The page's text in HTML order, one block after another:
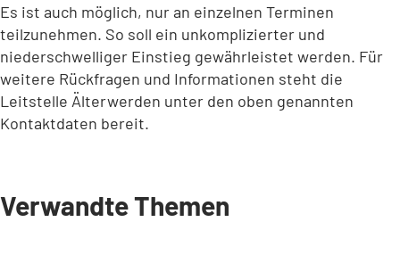
Es ist auch möglich, nur an einzelnen Terminen
teilzunehmen. So soll ein unkomplizierter und
niederschwelliger Einstieg gewährleistet werden. Für
weitere Rückfragen und Informationen steht die
Leitstelle Älterwerden unter den oben genannten
Kontaktdaten bereit.
Verwandte Themen